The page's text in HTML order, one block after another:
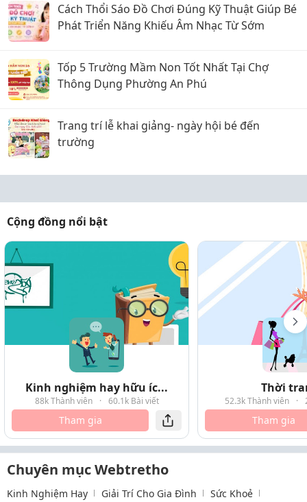
Cách Thổi Sáo Đồ Chơi Đúng Kỹ Thuật Giúp Bé
Phát Triển Năng Khiếu Âm Nhạc Từ Sớm
Tốp 5 Trường Mầm Non Tốt Nhất Tại Chợ
Thông Dụng Phường An Phú
Trang trí lễ khai giảng- ngày hội bé đến
trường
Cộng đồng nổi bật
Kinh nghiệm hay hữu íc...
88k Thành viên · 60.1k Bài viết
Tham gia
Thời
52.3k Thành viên ·
Tham gia
Chuyên mục Webtretho
Kinh Nghiệm Hay Giải Trí Cho Gia Đình Sức Khoẻ